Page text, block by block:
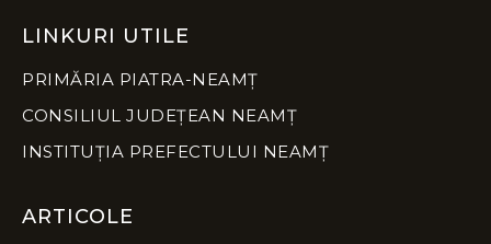
LINKURI UTILE
PRIMĂRIA PIATRA-NEAMȚ
CONSILIUL JUDEȚEAN NEAMȚ
INSTITUȚIA PREFECTULUI NEAMȚ
ARTICOLE